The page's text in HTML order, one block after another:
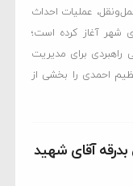
عملیات احداث
شهر آغاز کرده است؛
راهبردی برای مدیریت
احمدی را بخشی از
بدرقه آقای شهید